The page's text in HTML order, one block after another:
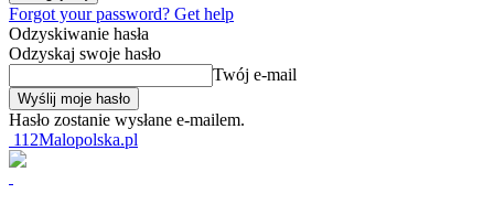
Forgot your password? Get help
Odzyskiwanie hasła
Odzyskaj swoje hasło
Twój e-mail
Hasło zostanie wysłane e-mailem.
112Malopolska.pl